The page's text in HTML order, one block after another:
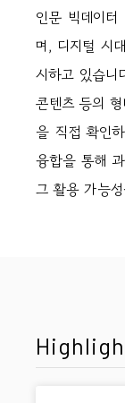
인문 빅데이
며, 디지털 시
시하고 있습니
콘텐츠 등의
을 직접 확인
융합을 통해
그 활용 가능